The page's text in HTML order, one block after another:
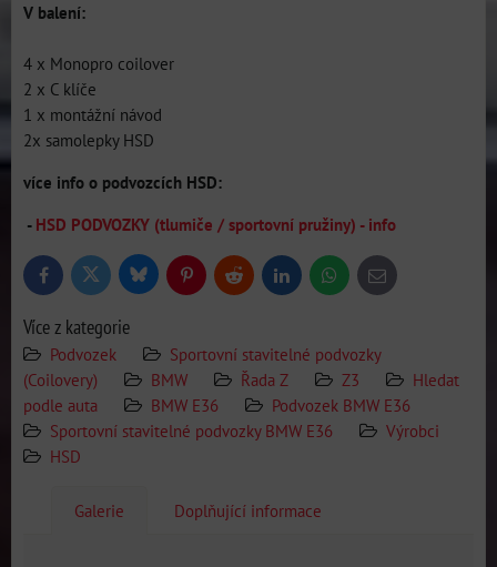
V balení:
4 x Monopro coilover
2 x C klíče
1 x montážní návod
2x samolepky HSD
více info o podvozcích HSD:
- HSD PODVOZKY (tlumiče / sportovní pružiny) - info
FacebookTwitter BlueskyPinterestReddit LinkedInWhatsApp
E-
mail
Více z kategorie
Podvozek
Sportovní stavitelné podvozky
(Coilovery)
BMW Řada Z Z3
Hledat
podle auta
BMW E36
Podvozek BMW E36
Sportovní stavitelné podvozky BMW E36
Výrobci
HSD
Galerie Doplňující informace